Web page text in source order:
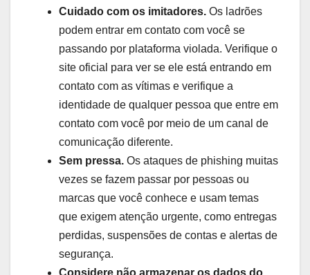
Cuidado com os imitadores. Os ladrões
podem entrar em contato com você se
passando por plataforma violada. Verifique o
site oficial para ver se ele está entrando em
contato com as vítimas e verifique a
identidade de qualquer pessoa que entre em
contato com você por meio de um canal de
comunicação diferente.
Sem pressa. Os ataques de phishing muitas
vezes se fazem passar por pessoas ou
marcas que você conhece e usam temas
que exigem atenção urgente, como entregas
perdidas, suspensões de contas e alertas de
segurança.
Considere não armazenar os dados do